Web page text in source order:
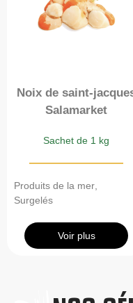
Noix de saint-
Salamarket
Sachet de 1 kg
Produits de la mer
Surgelés
Voir plus